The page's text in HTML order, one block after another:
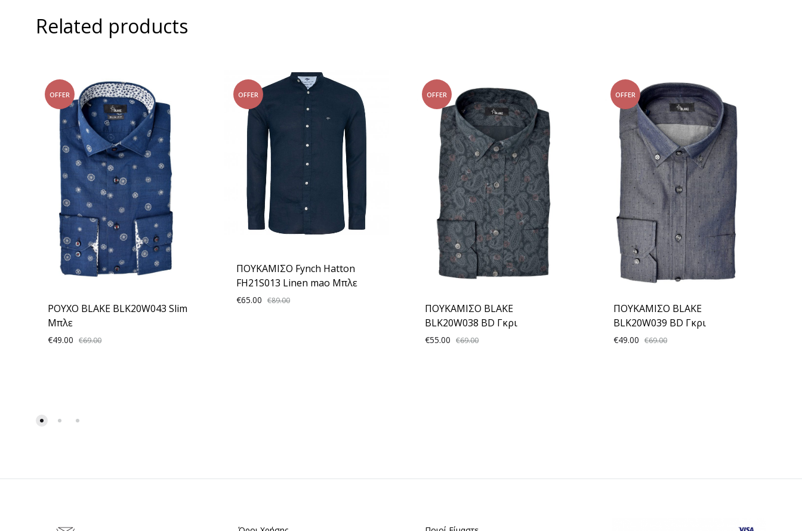
Related products
OFFER
ΡΟΥΧΟ BLAKE BLK20W043 Slim
Μπλε
€49.00 €69.00
OFFER
ΠΟΥΚΑΜΙΣΟ Fynch Hatton
FH21S013 Linen mao Μπλε
€65.00 €89.00
OFFER
ΠΟΥΚΑΜΙΣΟ BLAKE
BLK20W038 BD Γκρι
€55.00 €69.00
OFFER
ΠΟΥΚΑΜΙΣΟ BLAKE
BLK20W039 BD Γκρι
€49.00 €69.00